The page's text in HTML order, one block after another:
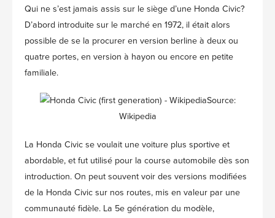
Qui ne s’est jamais assis sur le siège d’une Honda Civic?
D’abord introduite sur le marché en 1972, il était alors
possible de se la procurer en version berline à deux ou
quatre portes, en version à hayon ou encore en petite
familiale.
Source:
Wikipedia
La Honda Civic se voulait une voiture plus sportive et
abordable, et fut utilisé pour la course automobile dès son
introduction. On peut souvent voir des versions modifiées
de la Honda Civic sur nos routes, mis en valeur par une
communauté fidèle. La 5e génération du modèle,